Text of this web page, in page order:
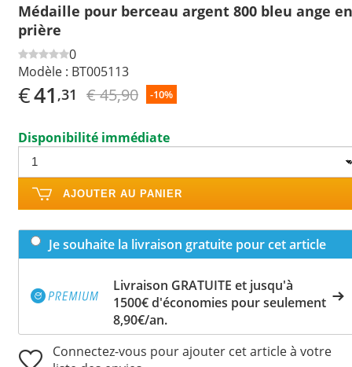
Médaille pour berceau argent 800 bleu ange en
prière
0
Modèle : BT005113
€41 ,31 € 45,90 -10%
Disponibilité immédiate
AJOUTER AU PANIER
Je souhaite la livraison gratuite pour cet article
Livraison GRATUITE et jusqu'à
1500€ d'économies pour seulement
8,90€/an.
Connectez-vous pour ajouter cet article à votre